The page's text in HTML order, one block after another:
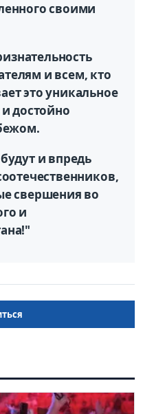
своими
и всем, кто
это уникальное
и достойно
и впредь
свершения во
и